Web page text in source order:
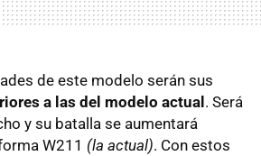
de este modelo serán sus
a las del modelo actual. Será
y su batalla se aumentará
W211 (la actual). Con estos